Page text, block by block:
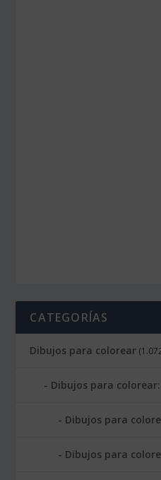
CATEGORÍAS
Dibujos para colorear
Dibujos para
Dibujos para
Dibujos para